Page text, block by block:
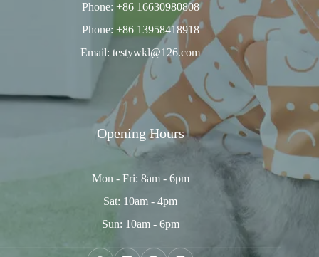
Phone: +86 16630980808
Phone: +86 13958418918
Email: testywkl@126.com
Opening Hours
Mon - Fri: 8am - 6pm
Sat: 10am - 4pm
Sun: 10am - 6pm